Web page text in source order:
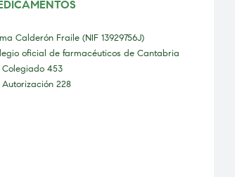
Calderón Fraile (NIF 13929756J)
oficial de farmacéuticos de Cantabria
Colegiado 453
Autorización 228